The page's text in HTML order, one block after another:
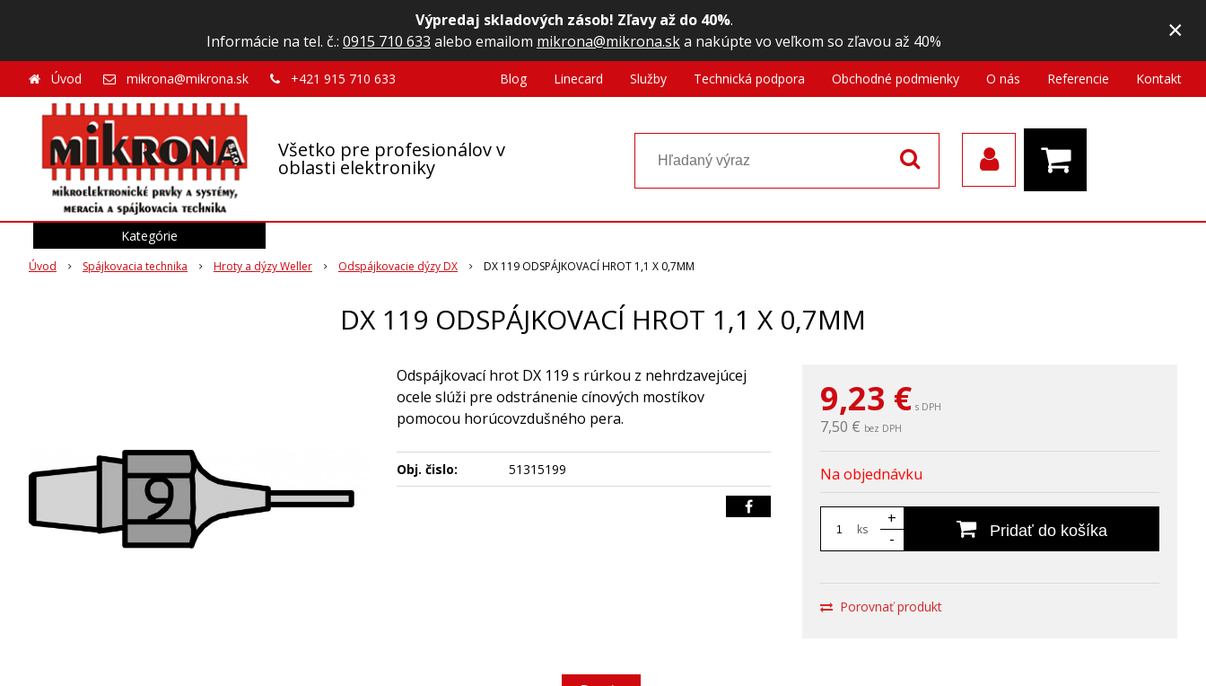
Výpredaj skladových zásob! Zľavy až do 40%.
Informácie na tel. č.: 0915 710 633 alebo emailom mikrona@mikrona.ska nakúpte vo veľkom so zľavou až 40% ×
Všetko pre profesionálov v
oblasti elektroniky
Úvod mikrona@mikrona.sk +421 915 710 633 Blog Linecard Služby Technická podpora Obchodné podmienky O nás Referencie Kontakt
Úvod Spájkovacia technika Hroty a dýzy Weller Odspájkovacie dýzy DX DX 119 ODSPÁJKOVACÍ HROT 1,1 X 0,7MM
DX 119 ODSPÁJKOVACÍ HROT 1,1 X 0,7MM
9,23 € s DPH
7,50 € bez DPH
Na objednávku
ks
+
-
Pridať do košíka
Porovnať produkt
Odspájkovací hrot DX 119 s rúrkou z nehrdzavejúcej
ocele slúži pre odstránenie cínových mostíkov
pomocou horúcovzdušného pera.
Obj. čislo: 51315199
Kategórie